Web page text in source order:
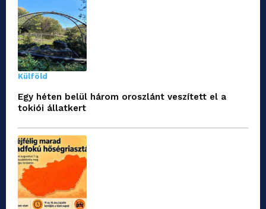
Külföld
Egy héten belül három oroszlánt veszített el a
tokiói állatkert